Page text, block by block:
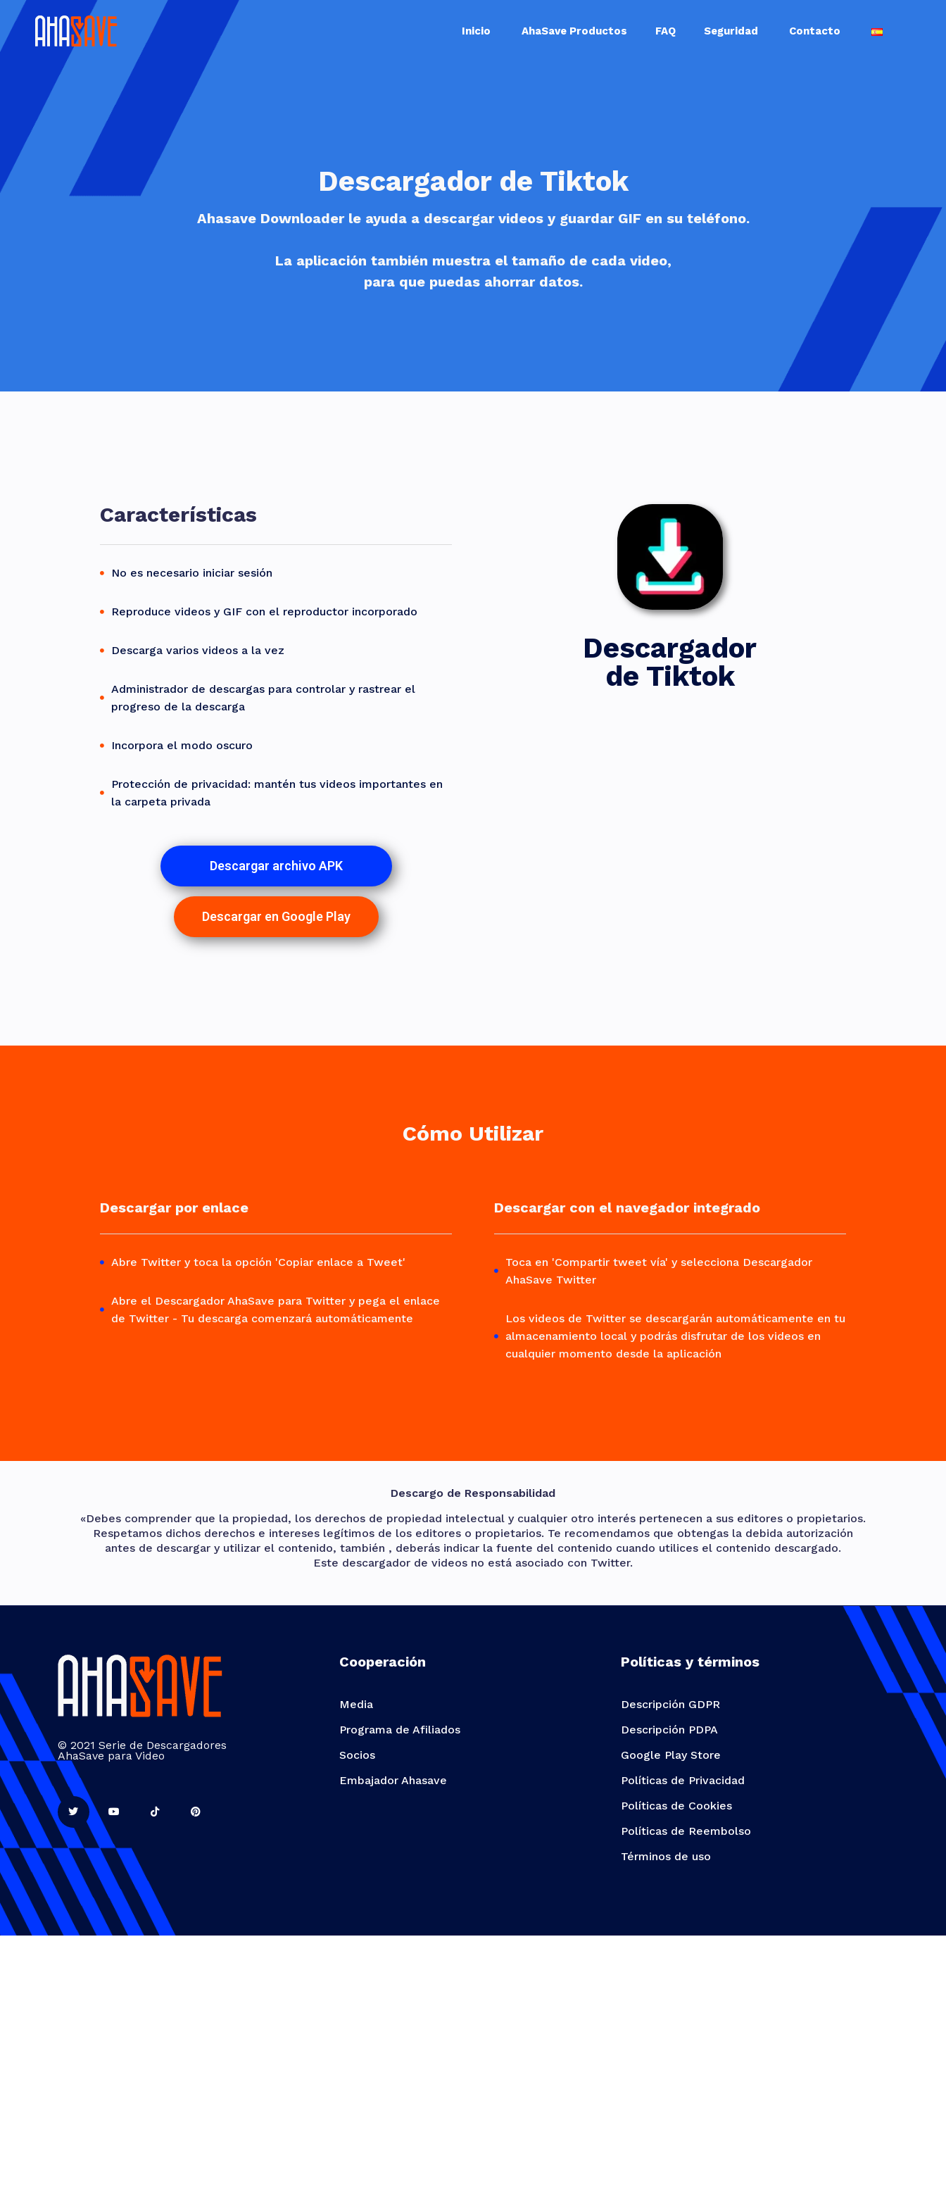
Inicio AhaSave Productos FAQ Seguridad Contacto
Descargador de Tiktok
Ahasave Downloader le ayuda a descargar videos y guardar GIF en su teléfono.
La aplicación también muestra el tamaño de cada video,
para que puedas ahorrar datos.
Características
No es necesario iniciar sesión
Reproduce videos y GIF con el reproductor incorporado
Descarga varios videos a la vez
Administrador de descargas para controlar y rastrear el
progreso de la descarga
Incorpora el modo oscuro
Protección de privacidad: mantén tus videos importantes en
la carpeta privada
Descargar archivo APK
Descargar en Google Play
Descargador
de Tiktok
Cómo Utilizar
Descargar por enlace
Abre Twitter y toca la opción 'Copiar enlace a Tweet'
Abre el Descargador AhaSave para Twitter y pega el enlace
de Twitter - Tu descarga comenzará automáticamente
Descargar con el navegador integrado
Toca en 'Compartir tweet vía' y selecciona Descargador
AhaSave Twitter
Los videos de Twitter se descargarán automáticamente en tu
almacenamiento local y podrás disfrutar de los videos en
cualquier momento desde la aplicación
Descargo de Responsabilidad
«Debes comprender que la propiedad, los derechos de propiedad intelectual y cualquier otro interés pertenecen a sus editores o propietarios.
Respetamos dichos derechos e intereses legítimos de los editores o propietarios. Te recomendamos que obtengas la debida autorización
antes de descargar y utilizar el contenido, también , deberás indicar la fuente del contenido cuando utilices el contenido descargado.
Este descargador de videos no está asociado con Twitter.
© 2021 Serie de Descargadores
AhaSave para Video
Cooperación
Media
Programa de Afiliados
Socios
Embajador Ahasave
Políticas y términos
Descripción GDPR
Descripción PDPA
Google Play Store
Políticas de Privacidad
Políticas de Cookies
Políticas de Reembolso
Términos de uso